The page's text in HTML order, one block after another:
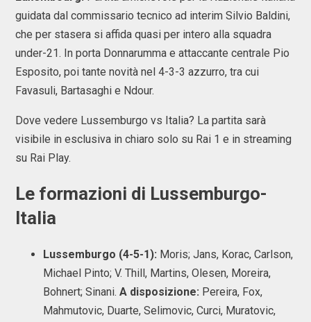
guidata dal commissario tecnico ad interim Silvio Baldini,
che per stasera si affida quasi per intero alla squadra
under-21. In porta Donnarumma e attaccante centrale Pio
Esposito, poi tante novità nel 4-3-3 azzurro, tra cui
Favasuli, Bartasaghi e Ndour.
Dove vedere Lussemburgo vs Italia? La partita sarà
visibile in esclusiva in chiaro solo su Rai 1 e in streaming
su Rai Play.
Le formazioni di Lussemburgo-
Italia
Lussemburgo (4-5-1): Moris; Jans, Korac, Carlson,
Michael Pinto; V. Thill, Martins, Olesen, Moreira,
Bohnert; Sinani. A disposizione: Pereira, Fox,
Mahmutovic, Duarte, Selimovic, Curci, Muratovic,